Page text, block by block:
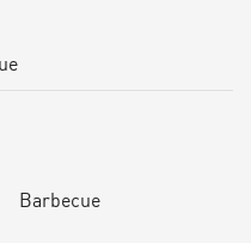
Barbecue